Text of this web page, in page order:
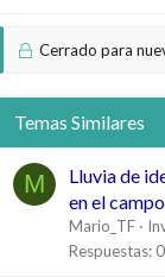
Cerrado para
Temas Similares
M
Lluvia de
en el
Mario_TF
Respuestas 0